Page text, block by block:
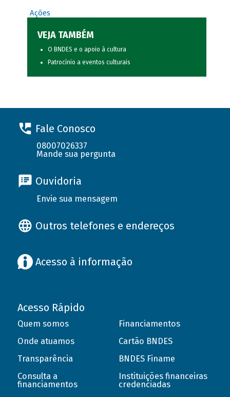
Ações
VEJA TAMBÉM
O BNDES e o apoio à cultura
Patrocínio a eventos culturais
Fale Conosco
08007026337
Mande sua pergunta
Ouvidoria
Envie sua mensagem
Outros telefones e endereços
Acesso à informação
Acesso Rápido
Quem somos
Onde atuamos
Transparência
Consulta a
financiamentos
Financiamentos
Cartão BNDES
BNDES Finame
Instituições financeiras
credenciadas